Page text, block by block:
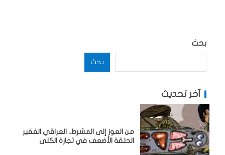
بحث
بحث
آخر تحديث
من العوز إلى المشرط.. العراقي الفقير
الحلقة الأضعف في تجارة الكلى